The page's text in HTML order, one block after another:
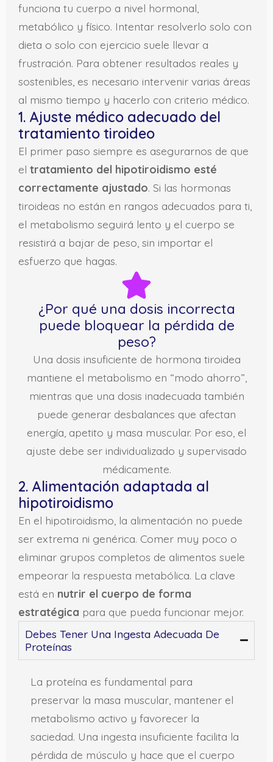
funciona tu cuerpo a nivel hormonal,
metabólico y físico. Intentar resolverlo solo con
dieta o solo con ejercicio suele llevar a
frustración. Para obtener resultados reales y
sostenibles, es necesario intervenir varias áreas
al mismo tiempo y hacerlo con criterio médico.
1. Ajuste médico adecuado del
tratamiento tiroideo
El primer paso siempre es asegurarnos de que
el tratamiento del hipotiroidismo esté
correctamente ajustado. Si las hormonas
tiroideas no están en rangos adecuados para ti,
el metabolismo seguirá lento y el cuerpo se
resistirá a bajar de peso, sin importar el
esfuerzo que hagas.
¿Por qué una dosis incorrecta
puede bloquear la pérdida de
peso?
Una dosis insuficiente de hormona tiroidea
mantiene el metabolismo en “modo ahorro”,
mientras que una dosis inadecuada también
puede generar desbalances que afectan
energía, apetito y masa muscular. Por eso, el
ajuste debe ser individualizado y supervisado
médicamente.
2. Alimentación adaptada al
hipotiroidismo
En el hipotiroidismo, la alimentación no puede
ser extrema ni genérica. Comer muy poco o
eliminar grupos completos de alimentos suele
empeorar la respuesta metabólica. La clave
está en nutrir el cuerpo de forma
estratégica para que pueda funcionar mejor.
Debes Tener Una Ingesta Adecuada De
Proteínas
La proteína es fundamental para
preservar la masa muscular, mantener el
metabolismo activo y favorecer la
saciedad. Una ingesta insuficiente facilita la
pérdida de músculo y hace que el cuerpo